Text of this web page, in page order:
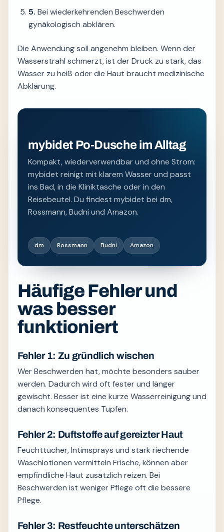
5. Bei wiederkehrenden Beschwerden
gynäkologisch abklären.
Die Anwendung soll angenehm bleiben. Wenn der
Wasserstrahl schmerzt, ist der Druck zu stark, das
Wasser zu heiß oder die Haut braucht medizinische
Abklärung.
mybidet Po-Dusche im Alltag
Kompakt, wiederverwendbar und ohne Strom:
mybidet reinigt mit klarem Wasser und passt
ins Bad, in die Kliniktasche oder in den
Reisebeutel. Du findest mybidet bei dm,
Rossmann, Budni und Amazon.
dm Rossmann Budni Amazon
Häufige Fehler und
was besser
funktioniert
Fehler 1: Zu gründlich wischen
Wer Beschwerden hat, möchte besonders sauber
werden. Dadurch wird oft fester und länger
gewischt. Besser ist eine kurze Wasserreinigung und
danach konsequentes Tupfen.
Fehler 2: Duftstoffe auf gereizter Haut
Feuchttücher, Intimsprays und stark riechende
Waschlotionen vermitteln Frische, können aber
empfindliche Haut zusätzlich reizen. Bei
Beschwerden ist weniger Pflege oft die bessere
Pflege.
Fehler 3: Restfeuchte unterschätzen